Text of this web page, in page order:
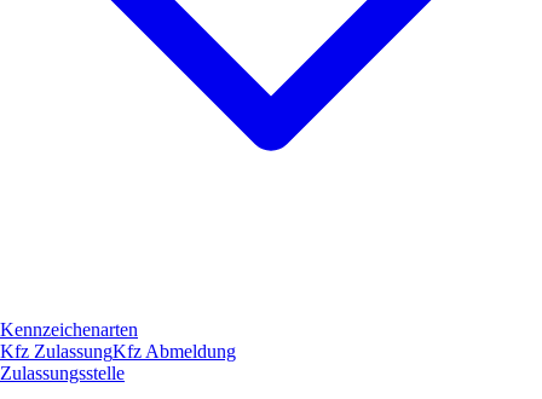
Kennzeichenarten
Kfz ZulassungKfz Abmeldung
Zulassungsstelle